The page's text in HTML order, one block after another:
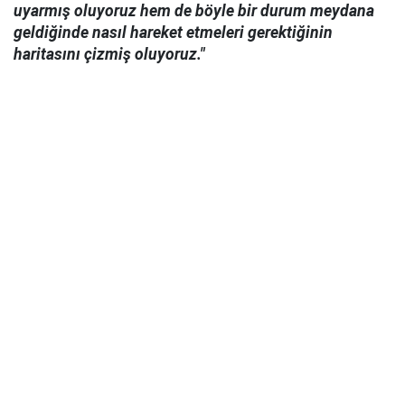
uyarmış oluyoruz hem de böyle bir durum meydana
geldiğinde nasıl hareket etmeleri gerektiğinin
haritasını çizmiş oluyoruz."